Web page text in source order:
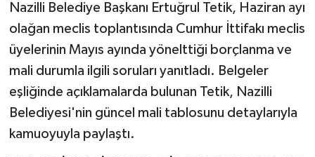
Nazilli Belediye Başkanı Ertuğrul Tetik, Haziran ayı
olağan meclis toplantısında Cumhur İttifakı meclis
üyelerinin Mayıs ayında yönelttiği borçlanma ve
mali durumla ilgili soruları yanıtladı. Belgeler
eşliğinde açıklamalarda bulunan Tetik, Nazilli
Belediyesi'nin güncel mali tablosunu detaylarıyla
kamuoyuyla paylaştı.